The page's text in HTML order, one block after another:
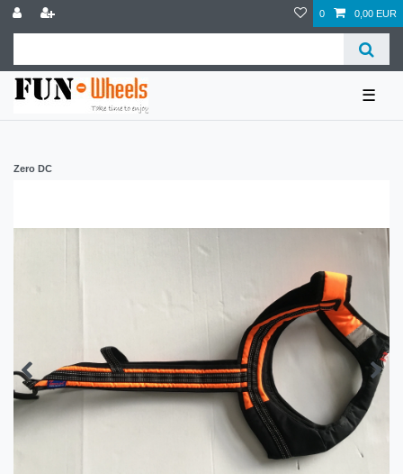
0 0,00 EUR
☰
Zero DC